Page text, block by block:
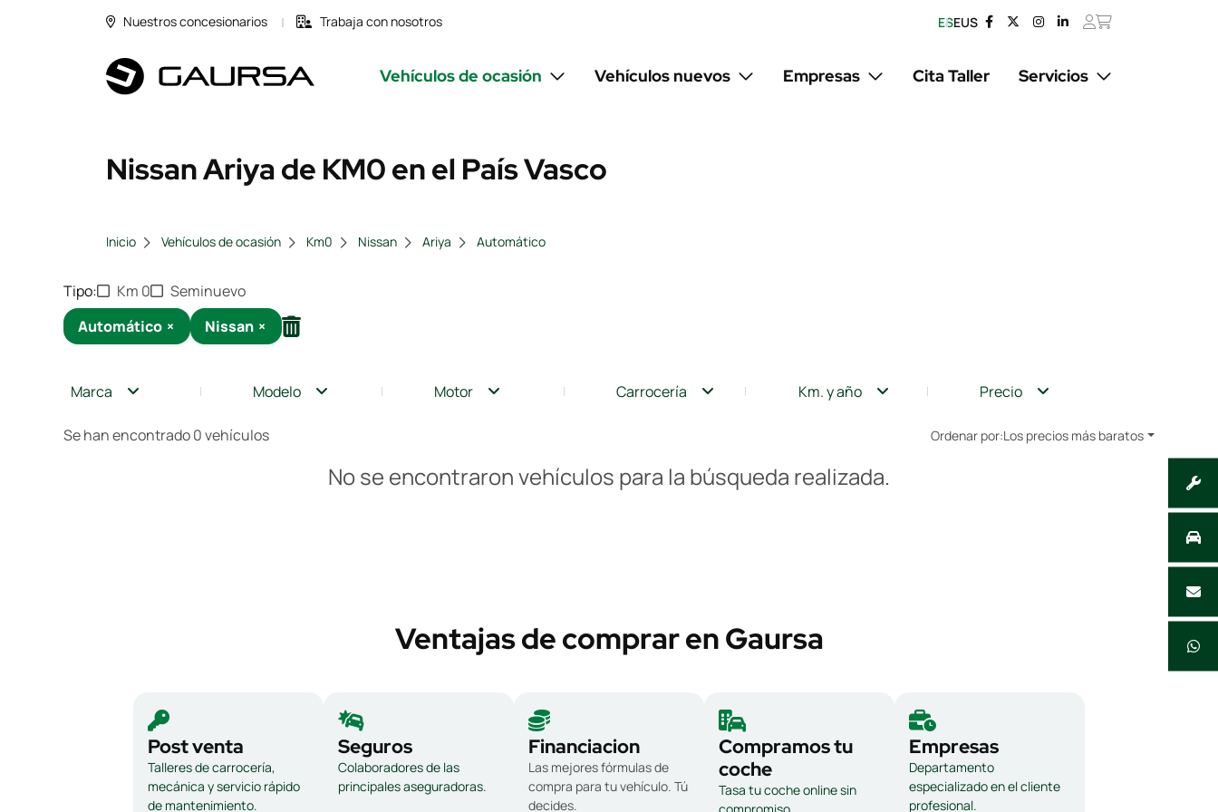
Nuestros concesionarios Trabaja con nosotros ESEUS
Vehículos de ocasión Vehículos nuevos Empresas Cita Taller Servicios
Nissan Ariya de KM0 en el País Vasco
Inicio Vehículos de ocasión Km0 Nissan Ariya Automático
Tipo Km 0
Seminuevo
Automático × Nissan ×
Marca Modelo Motor Carrocería Km. y año Precio
Se han encontrado 0 vehículos Ordenar por:Los precios más baratos
No se encontraron vehículos para la búsqueda realizada.
Ventajas de comprar en Gaursa
Post venta
Talleres de carrocería,
mecánica y servicio rápido
de mantenimiento.
Seguros
Colaboradores de las
principales aseguradoras.
Financiacion
Las mejores fórmulas de
compra para tu vehículo. Tú
decides.
Compramos tu
coche
Tasa tu coche online sin
Empresas
Departamento
especializado en el cliente
profesional.